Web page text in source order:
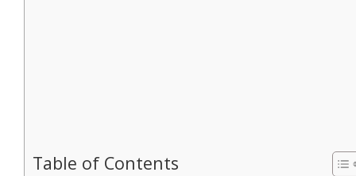
Table of Contents